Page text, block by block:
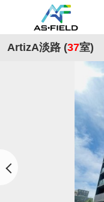
ArtizA淡路 (37室)